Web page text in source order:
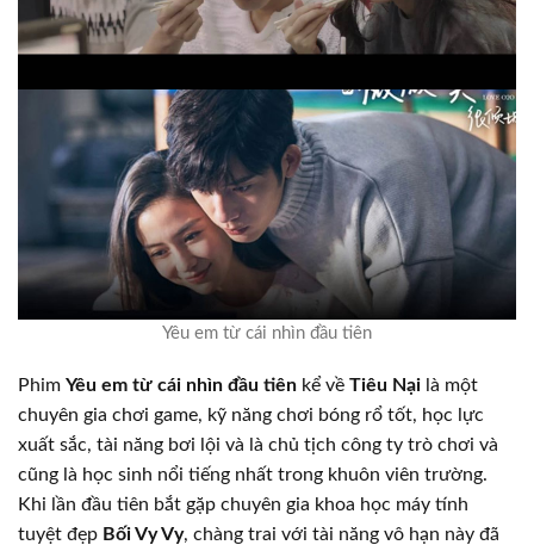
Yêu em từ cái nhìn đầu tiên
Phim Yêu em từ cái nhìn đầu tiên kể về Tiêu Nại là một
chuyên gia chơi game, kỹ năng chơi bóng rổ tốt, học lực
xuất sắc, tài năng bơi lội và là chủ tịch công ty trò chơi và
cũng là học sinh nổi tiếng nhất trong khuôn viên trường.
Khi lần đầu tiên bắt gặp chuyên gia khoa học máy tính
tuyệt đẹp Bối Vy Vy, chàng trai với tài năng vô hạn này đã